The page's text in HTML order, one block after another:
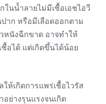
ในน้ำลายไม่มีเชื้อเอชไอวี
าก หรือมีเลือดออกตาม
หนังฉีกขาด อาจทำให้
อได้ แต่เกิดขึ้นได้น้อย
ห้เกิดการแพร่เชื้อไวรัส
อย่างรุนแรงจนเกิด